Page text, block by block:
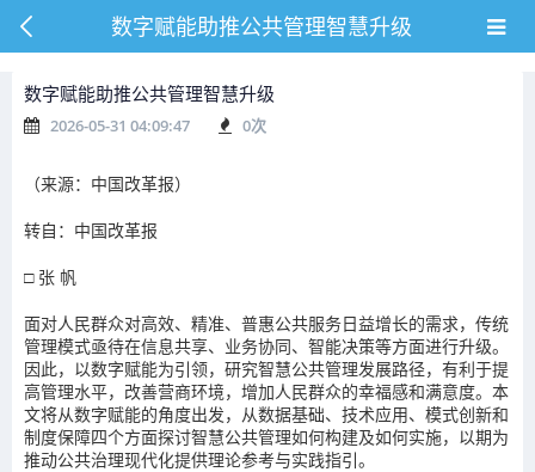
数字赋能助推公共管理智慧升级
数字赋能助推公共管理智慧升级
2026-05-31 04:09:47 0次
（来源：中国改革报）
转自：中国改革报
□ 张 帆
面对人民群众对高效、精准、普惠公共服务日益增长的需求，传统
管理模式亟待在信息共享、业务协同、智能决策等方面进行升级。
因此，以数字赋能为引领，研究智慧公共管理发展路径，有利于提
高管理水平，改善营商环境，增加人民群众的幸福感和满意度。本
文将从数字赋能的角度出发，从数据基础、技术应用、模式创新和
制度保障四个方面探讨智慧公共管理如何构建及如何实施，以期为
推动公共治理现代化提供理论参考与实践指引。